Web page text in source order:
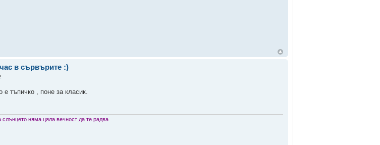
в сървърите :)
е тъпичко , поне за класик.
няма цяла вечност да те радва